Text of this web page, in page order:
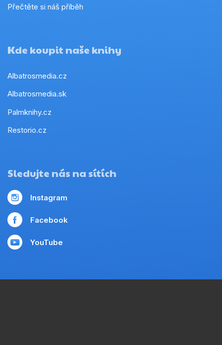
Přečtěte si náš příběh
Kde koupit naše knihy
Albatrosmedia.cz
Albatrosmedia.sk
Palmknihy.cz
Restorio.cz
Sledujte nás na sítích
Instagram
Facebook
YouTube